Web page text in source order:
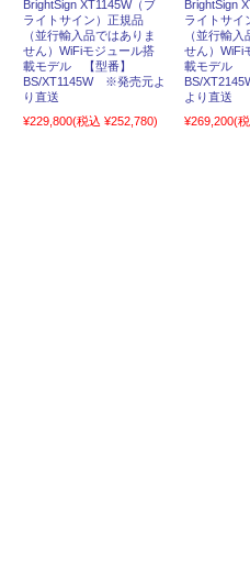
BrightSign XT1145W（ブ
ライトサイン）正規品
（並行輸入品ではありま
せん）WiFiモジュール搭
載モデル 【型番】
BS/XT1145W ※発売元よ
り直送
¥229,800(税込 ¥252,780)
BrightSign
ライトサイ
（並行輸
せん）WiFi
載モデル
BS/
より直送
¥269,200(